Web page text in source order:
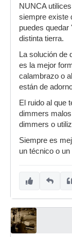
NUNCA
siempre existe
puedes quedar
distinta tierra.
La solución de
es la mejor
calambrazo o
están de
El ruido al que
dimmers
dimmers o
Siempre es
un técnico o